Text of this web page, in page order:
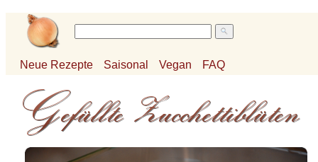
Neue Rezepte Saisonal Vegan FAQ